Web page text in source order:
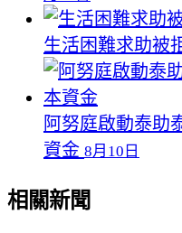
生活困難求助被
阿努庭啟動泰助
資金 8月10日
相關新聞